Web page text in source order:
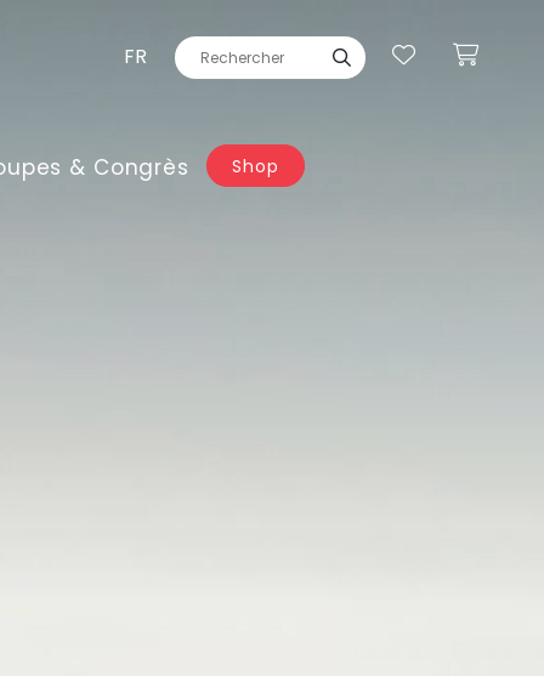
FR
& Congrès Shop